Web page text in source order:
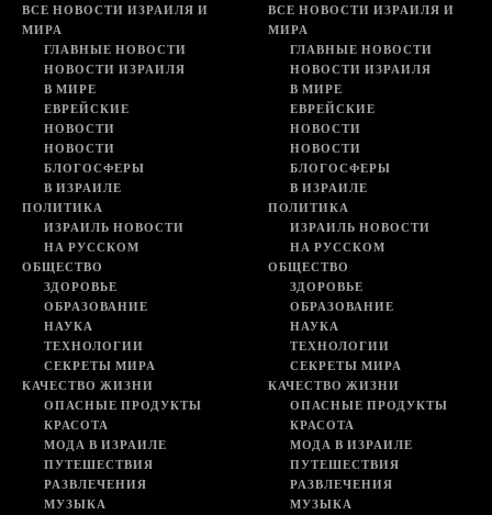
ВСЕ НОВОСТИ ИЗРАИЛЯ И
МИРА
ГЛАВНЫЕ НОВОСТИ
НОВОСТИ ИЗРАИЛЯ
В МИРЕ
ЕВРЕЙСКИЕ
НОВОСТИ
НОВОСТИ
БЛОГОСФЕРЫ
В ИЗРАИЛЕ
ПОЛИТИКА
ИЗРАИЛЬ НОВОСТИ
НА РУССКОМ
ОБЩЕСТВО
ЗДОРОВЬЕ
ОБРАЗОВАНИЕ
НАУКА
ТЕХНОЛОГИИ
СЕКРЕТЫ МИРА
КАЧЕСТВО ЖИЗНИ
ОПАСНЫЕ ПРОДУКТЫ
КРАСОТА
МОДА В ИЗРАИЛЕ
ПУТЕШЕСТВИЯ
РАЗВЛЕЧЕНИЯ
МУЗЫКА
ВСЕ НОВОСТИ ИЗРАИЛЯ И
МИРА
ГЛАВНЫЕ НОВОСТИ
НОВОСТИ ИЗРАИЛЯ
В МИРЕ
ЕВРЕЙСКИЕ
НОВОСТИ
НОВОСТИ
БЛОГОСФЕРЫ
В ИЗРАИЛЕ
ПОЛИТИКА
ИЗРАИЛЬ НОВОСТИ
НА РУССКОМ
ОБЩЕСТВО
ЗДОРОВЬЕ
ОБРАЗОВАНИЕ
НАУКА
ТЕХНОЛОГИИ
СЕКРЕТЫ МИРА
КАЧЕСТВО ЖИЗНИ
ОПАСНЫЕ ПРОДУКТЫ
КРАСОТА
МОДА В ИЗРАИЛЕ
ПУТЕШЕСТВИЯ
РАЗВЛЕЧЕНИЯ
МУЗЫКА